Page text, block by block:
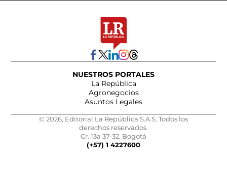
NUESTROS PORTALES
La República
Agronegocios
Asuntos Legales
© 2026, Editorial La República S.A.S. Todos los
derechos reservados.
Cr. 13a 37-32, Bogotá
(+57) 1 4227600